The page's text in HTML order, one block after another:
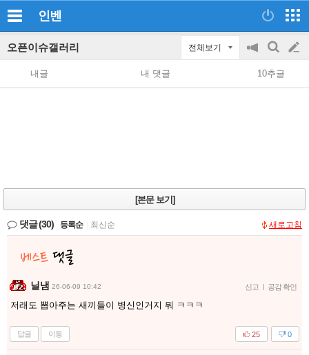
인벤
오픈이슈갤러리 전체보기
공
지
on/off
검
색
글
쓰
내글 내 댓글 10추글
[본문 보기]
댓글(30) 등록순 최신순 새로고침
닐냄 26-06-09 10:42 신고 | 공감 확인
저래도 뽑아주는 새끼들이 병신인거지 뭐 ㅋㅋㅋ
답글 이동 0
25